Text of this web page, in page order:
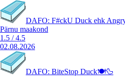
DAFO: F#ckU Duck ehk
Pärnu maakond
1.5 /4.5
02.08.2026
DAFO: BiteStop Duck🍽️🦆